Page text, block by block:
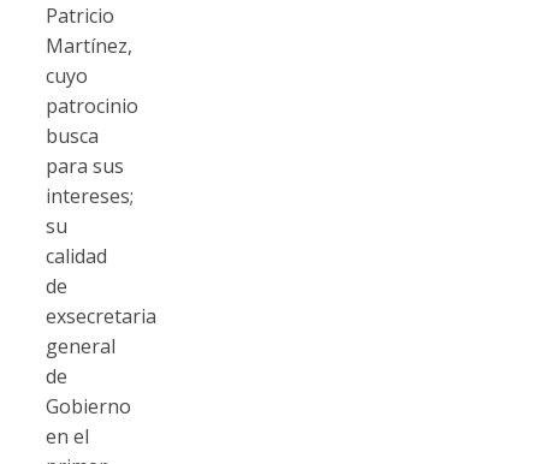
Patricio
Martínez,
cuyo
patrocinio
busca
para sus
intereses;
su
calidad
de
exsecretaria
general
de
Gobierno
en el